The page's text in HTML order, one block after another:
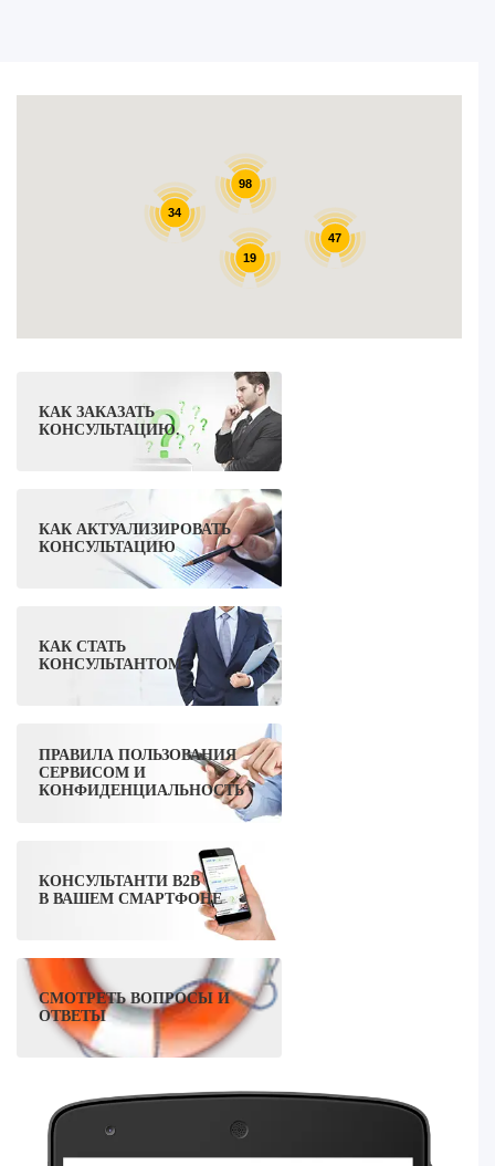
98
47
34
19
КАК ЗАКАЗАТЬ
КОНСУЛЬТАЦИЮ.
КАК АКТУАЛИЗИРОВАТЬ
КОНСУЛЬТАЦИЮ
КАК СТАТЬ
КОНСУЛЬТАНТОМ
ПРАВИЛА ПОЛЬЗОВАНИЯ
СЕРВИСОМ И
КОНФИДЕНЦИАЛЬНОСТЬ
КОНСУЛЬТАНТИ B2B
В ВАШЕМ СМАРТФОНЕ
СМОТРЕТЬ ВОПРОСЫ И
ОТВЕТЫ